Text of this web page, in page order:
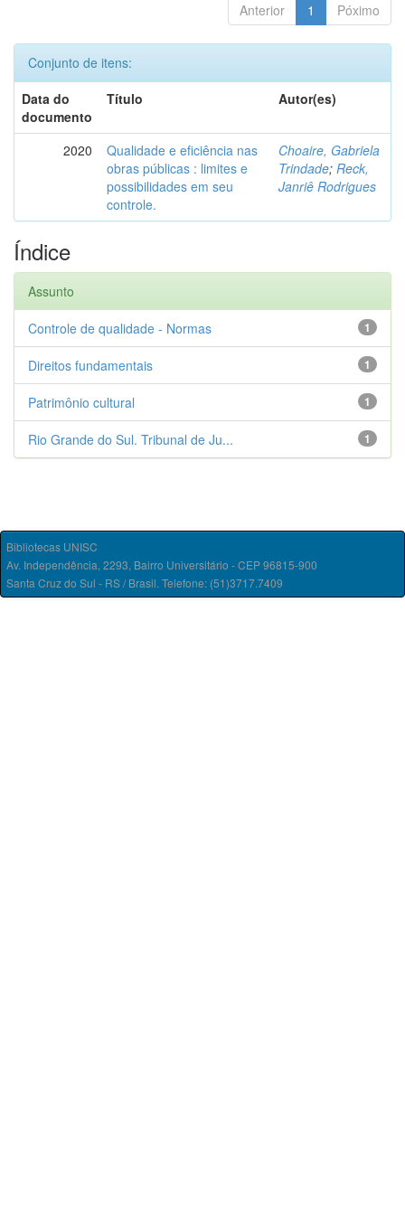
Anterior 1 Póximo
Conjunto de itens:
Data do
documento
Título Autor(es)
2020
Qualidade e eficiência nas
obras públicas : limites e
possibilidades em seu
controle.
Choaire, Gabriela
Trindade; Reck,
Janriê Rodrigues
Índice
Assunto
1
Controle de qualidade - Normas
1
Direitos fundamentais
1
Patrimônio cultural
1
Rio Grande do Sul. Tribunal de Ju...
Bibliotecas UNISC
Av. Independência, 2293, Bairro Universitário - CEP 96815-900
Santa Cruz do Sul - RS / Brasil. Telefone: (51)3717.7409